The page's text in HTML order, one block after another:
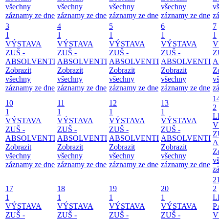
všechny
záznamy ze dne
všechny
záznamy ze dne
všechny
záznamy ze dne
všechny
záznamy ze dne
3
1
VÝSTAVA
ZUŠ -
ABSOLVENTI
Zobrazit
všechny
záznamy ze dne
4
1
VÝSTAVA
ZUŠ -
ABSOLVENTI
Zobrazit
všechny
záznamy ze dne
5
1
VÝSTAVA
ZUŠ -
ABSOLVENTI
Zobrazit
všechny
záznamy ze dne
6
1
VÝSTAVA
ZUŠ -
ABSOLVENTI
Zobrazit
všechny
záznamy ze dne
7
1
10
1
VÝSTAVA
ZUŠ -
ABSOLVENTI
Zobrazit
všechny
záznamy ze dne
11
1
VÝSTAVA
ZUŠ -
ABSOLVENTI
Zobrazit
všechny
záznamy ze dne
12
1
VÝSTAVA
ZUŠ -
ABSOLVENTI
Zobrazit
všechny
záznamy ze dne
13
1
VÝSTAVA
ZUŠ -
ABSOLVENTI
Zobrazit
všechny
záznamy ze dne
2
17
1
VÝSTAVA
ZUŠ -
18
1
VÝSTAVA
ZUŠ -
19
1
VÝSTAVA
ZUŠ -
20
1
VÝSTAVA
ZUŠ -
2